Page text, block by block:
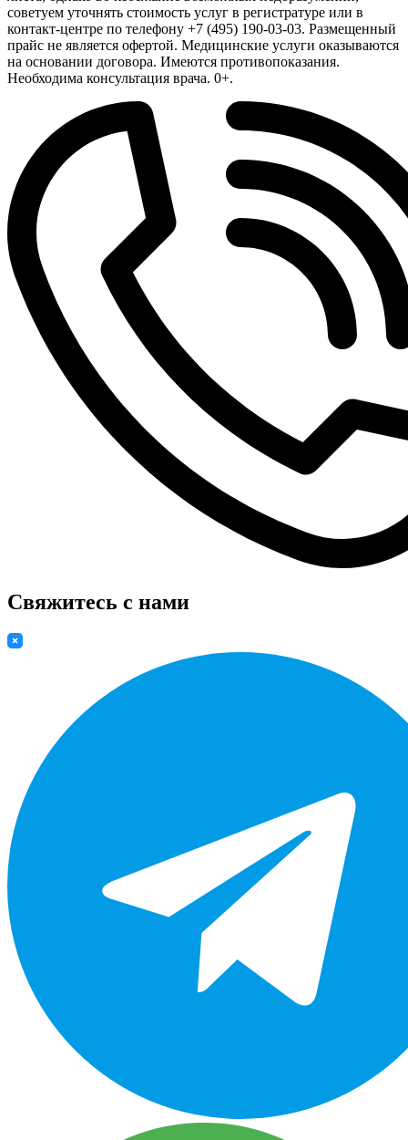
советуем уточнять стоимость услуг в регистратуре или в
контакт-центре по телефону +7 (495) 190-03-03. Размещенный
прайс не является офертой. Медицинские услуги оказываются
на основании договора. Имеются противопоказания.
Необходима консультация врача. 0+.
Свяжитесь с нами